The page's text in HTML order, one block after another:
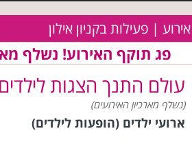
אירוע | פעילות בקניון אילון
פג תוקף האירוע! נשלף
עולם התנך הצגות לילדים
(נשלף מארכיון האירועים)
ארועי ילדים (הופעות לילדים)